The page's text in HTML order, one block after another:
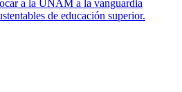
a la UNAM a la vanguardia
de educación superior.